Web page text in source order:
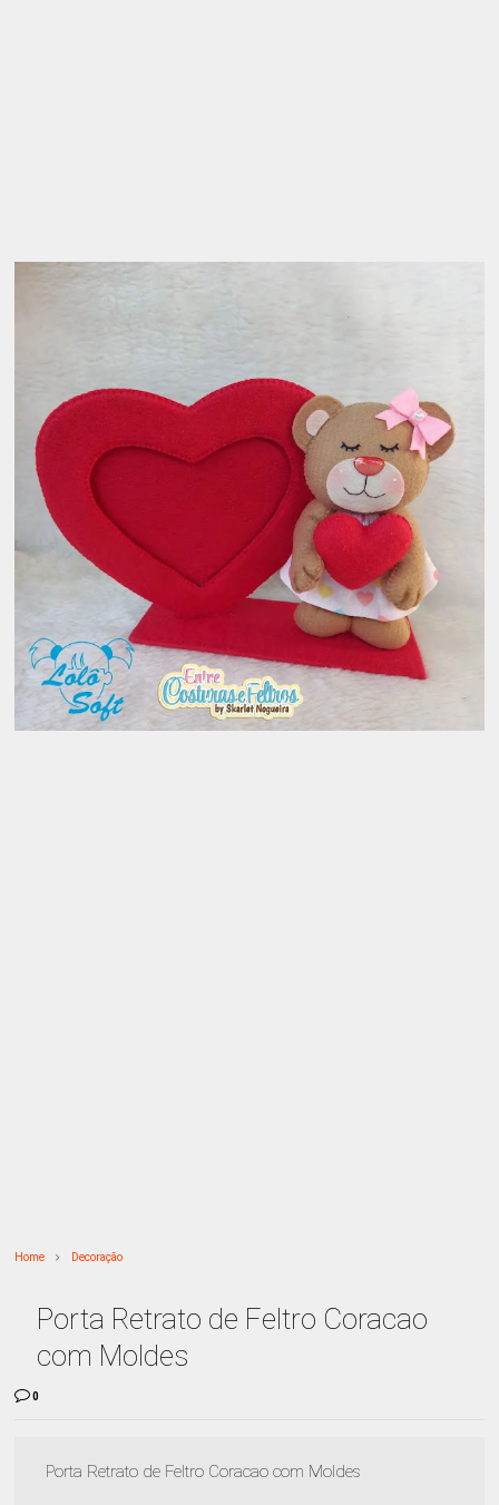
Home Decoração
Porta Retrato de Feltro Coracao
com Moldes
0
Porta Retrato de Feltro Coracao com Moldes